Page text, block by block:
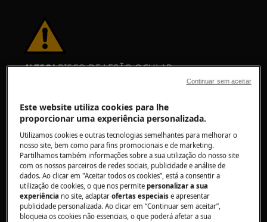
AVISO!RISCO DE LESÃO OCULAR
Use óculos de proteção se realizar trabalhos de
manutenção ou reparação que envolvam molas.
Este website utiliza cookies para lhe
proporcionar uma experiência personalizada.
Utilizamos cookies e outras tecnologias semelhantes para melhorar o
nosso site, bem como para fins promocionais e de marketing.
Partilhamos também informações sobre a sua utilização do nosso site
com os nossos parceiros de redes sociais, publicidade e análise de
dados. Ao clicar em "Aceitar todos os cookies”, está a consentir a
utilização de cookies, o que nos permitepersonalizar a sua
experiência no site, adaptarofertas especiaise apresentar
publicidade personalizada. Ao clicar em “Continuar sem aceitar”,
bloqueia os cookies não essenciais, o que poderá afetar a sua
Continuar sem aceitar